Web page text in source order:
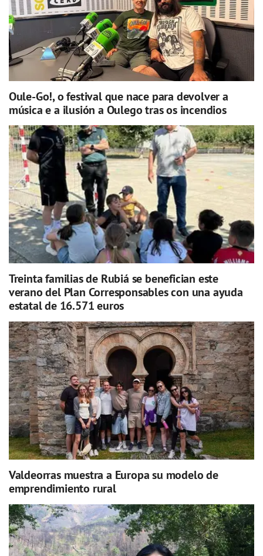
Oule-Go!, o festival que nace para devolver a
música e a ilusión a Oulego tras os incendios
Treinta familias de Rubiá se benefician este
verano del Plan Corresponsables con una ayuda
estatal de 16.571 euros
Valdeorras muestra a Europa su modelo de
emprendimiento rural